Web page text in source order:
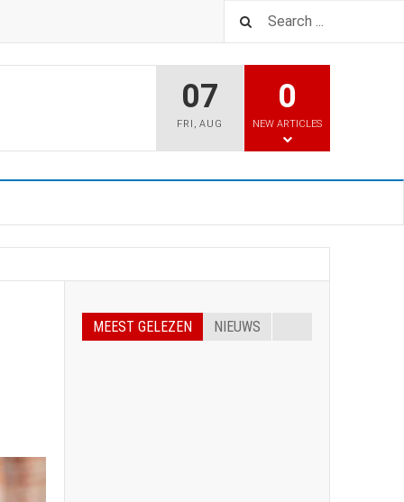
07
FRI ,AUG
0
NEW ARTICLES
MEEST GELEZEN NIEUWS